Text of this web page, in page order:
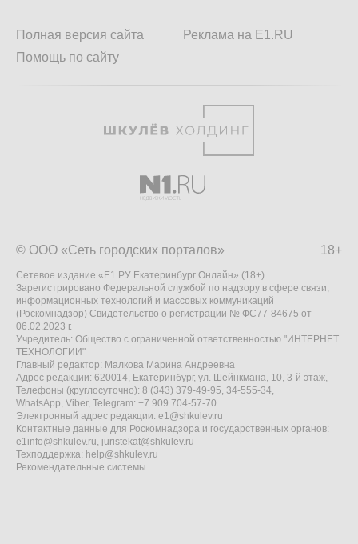
Полная версия сайта
Помощь по сайту
Реклама на E1.RU
18+
© ООО «Сеть городских порталов»
Сетевое издание «Е1.РУ Екатеринбург Онлайн» (18+)
Зарегистрировано Федеральной службой по надзору в сфере связи,
информационных технологий и массовых коммуникаций
(Роскомнадзор) Свидетельство о регистрации № ФС77-84675 от
06.02.2023 г.
Учредитель: Общество с ограниченной ответственностью "ИНТЕРНЕТ
ТЕХНОЛОГИИ"
Главный редактор: Малкова Марина Андреевна
Адрес редакции: 620014, Екатеринбург, ул. Шейнкмана, 10, 3-й этаж,
Телефоны (круглосуточно): 8 (343) 379-49-95, 34-555-34,
WhatsApp, Viber, Telegram: +7 909 704-57-70
Электронный адрес редакции: e1@shkulev.ru
Контактные данные для Роскомнадзора и государственных органов:
e1info@shkulev.ru, juristekat@shkulev.ru
Техподдержка: help@shkulev.ru
Рекомендательные системы